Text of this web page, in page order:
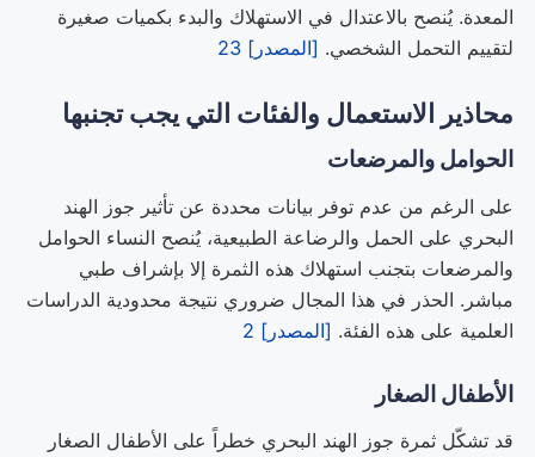
المعدة. يُنصح بالاعتدال في الاستهلاك والبدء بكميات صغيرة
لتقييم التحمل الشخصي. [المصدر] 23
محاذير الاستعمال والفئات التي يجب تجنبها
الحوامل والمرضعات
على الرغم من عدم توفر بيانات محددة عن تأثير جوز الهند
البحري على الحمل والرضاعة الطبيعية، يُنصح النساء الحوامل
والمرضعات بتجنب استهلاك هذه الثمرة إلا بإشراف طبي
مباشر. الحذر في هذا المجال ضروري نتيجة محدودية الدراسات
العلمية على هذه الفئة. [المصدر] 2
الأطفال الصغار
قد تشكّل ثمرة جوز الهند البحري خطراً على الأطفال الصغار